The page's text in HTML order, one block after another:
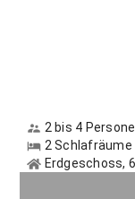
2 bis 4
2 Schlafräume
Erdgeschoss,